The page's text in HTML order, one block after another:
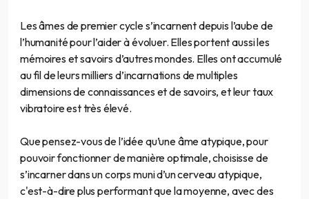
Les âmes de premier cycle s’incarnent depuis l’aube de
l’humanité pour l’aider à évoluer. Elles portent aussi les
mémoires et savoirs d’autres mondes. Elles ont accumulé
au fil de leurs milliers d’incarnations de multiples
dimensions de connaissances et de savoirs, et leur taux
vibratoire est très élevé.
Que pensez-vous de l’idée qu’une âme atypique, pour
pouvoir fonctionner de manière optimale, choisisse de
s’incarner dans un corps muni d’un cerveau atypique,
c'est-à-dire plus performant que la moyenne, avec des